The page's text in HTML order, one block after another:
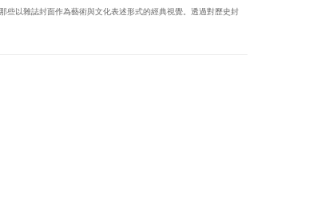
以雜誌封面作為藝術與文化表述形式的經典視覺。透過對歷史封